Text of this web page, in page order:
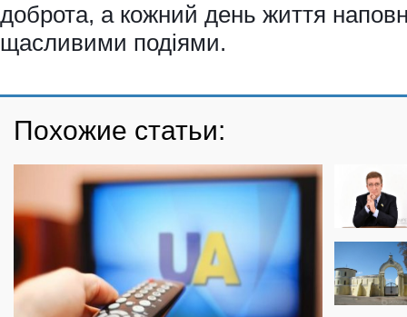
доброта, а кожний день життя
щасливими подіями.
Похожие статьи: